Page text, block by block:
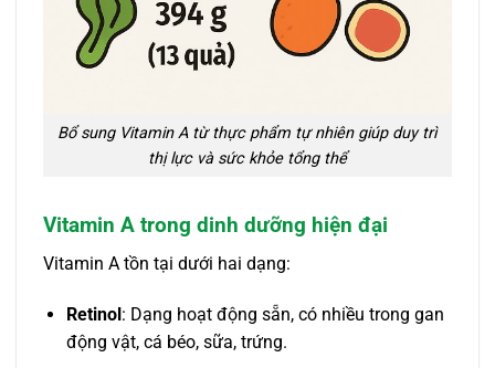
Bổ sung Vitamin A từ thực phẩm tự nhiên giúp duy trì
thị lực và sức khỏe tổng thể
Vitamin A trong dinh dưỡng hiện đại
Vitamin A tồn tại dưới hai dạng:
Retinol: Dạng hoạt động sẵn, có nhiều trong gan
động vật, cá béo, sữa, trứng.